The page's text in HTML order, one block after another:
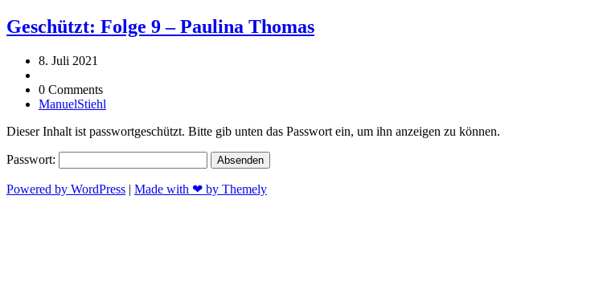
Geschützt: Folge 9 – Paulina Thomas
8. Juli 2021
0 Comments
ManuelStiehl
Dieser Inhalt ist passwortgeschützt. Bitte gib unten das Passwort ein, um ihn anzeigen zu können.
Passwort:
Powered by WordPress | Made with ❤ by Themely